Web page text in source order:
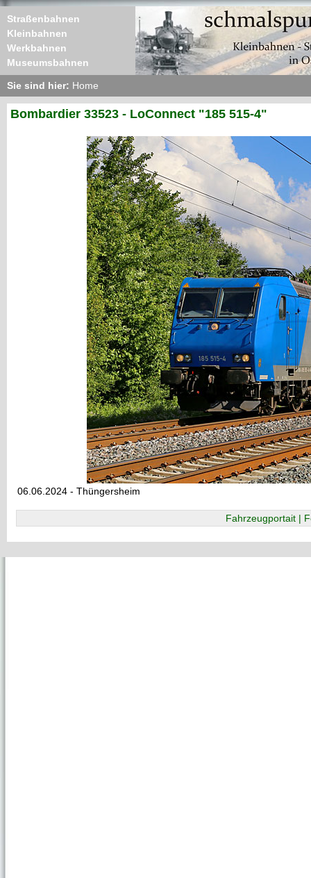
Straßenbahnen
Kleinbahnen
Werkbahnen
Museumsbahnen
Sie sind hier: Home
Bombardier 33523 - LoConnect "185 515-4"
06.06.2024 - Thüngersheim
Fahrzeugportait |